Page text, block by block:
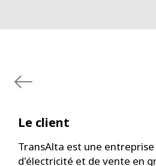
Le client
TransAlta est une
d'électricité et de vente en